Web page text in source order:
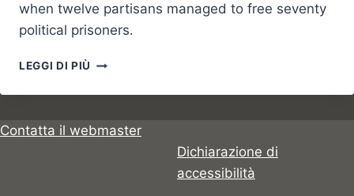
when twelve partisans managed to free seventy
political prisoners.
LEGGI DI PIÙ THE
JOKE
Contatta il webmaster
Dichiarazione di
accessibilità